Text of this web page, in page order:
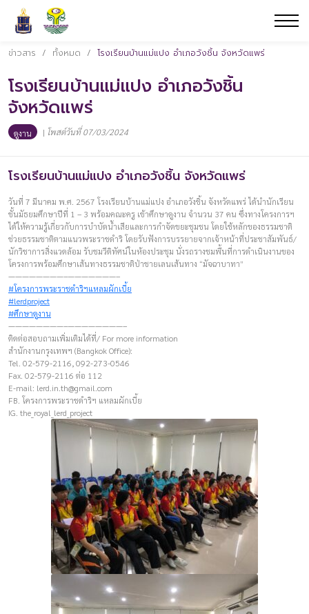
ข่าวสาร / ทั้งหมด / โรงเรียนบ้านแม่แปง อำเภอวังชิ้น จังหวัดแพร่
โรงเรียนบ้านแม่แปง อำเภอวังชิ้น
จังหวัดแพร่
ดูงาน | โพสต์วันที่ 07/03/2024
โรงเรียนบ้านแม่แปง อำเภอวังชิ้น จังหวัดแพร่
วันที่ 7 มีนาคม พ.ศ. 2567 โรงเรียนบ้านแม่แปง อำเภอวังชิ้น จังหวัดแพร่ ได้นำนักเรียน
ชั้นมัธยมศึกษาปีที่ 1 – 3 พร้อมคณะครู เข้าศึกษาดูงาน จำนวน 37 คน ซึ่งทางโครงการฯ
ได้ให้ความรู้เกี่ยวกับการบำบัดน้ำเสียและการกำจัดขยะชุมชน โดยใช้หลักของธรรมชาติ
ช่วยธรรมชาติตามแนวพระราชดำริ โดยรับฟังการบรรยายจากเจ้าหน้าที่ประชาสัมพันธ์/
นักวิชาการสิ่งแวดล้อม รับชมวีดิทัศน์ในห้องประชุม นั่งรถรางชมพื้นที่การดำเนินงานของ
โครงการพร้อมศึกษาเส้นทางธรรมชาติป่าชายเลนเส้นทาง “มัจฉาบาทา”
————————–———————–
#โครงการพระราชดำริฯแหลมผักเบี้ย
#lerdproject
#ศึกษาดูงาน
————————–————————–
ติดต่อสอบถามเพิ่มเติมได้ที่/ For more information
สำนักงานกรุงเทพฯ (Bangkok Office):
Tel. 02-579-2116, 092-273-0546
Fax. 02-579-2116 ต่อ 112
E-mail: lerd.in.th@gmail.com
FB. โครงการพระราชดำริฯ แหลมผักเบี้ย
IG. the_royal_lerd_project